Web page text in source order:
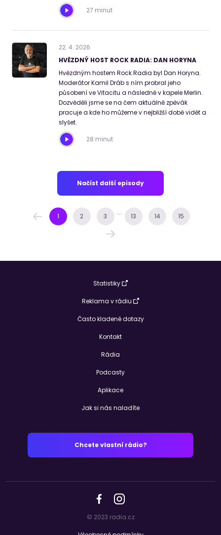
27 minut
22. 4. 2026
HVĚZDNÝ HOST ROCK RADIA: DAN HORYNA
Hvězdným hostem Rock Radia byl Dan Horyna.
Moderátor Kamil Dráb s ním probral jeho
působení ve Vitacitu a následně v kapele Merlin.
Dozvěděli jsme se na čem aktuálně zpěvák
pracuje a kde ho můžeme v nejbližší době vidět a
slyšet.
28 minut
Načíst další episody
1 2 3 ... 13 14 15
Statistiky
Reklama v rádiu
Často kladené dotazy
Kontakt
Rádia
Podcasty
Aplikace
Jak si nás naladíte
Chcete vlastní rádio?
© 2023 radia.cz